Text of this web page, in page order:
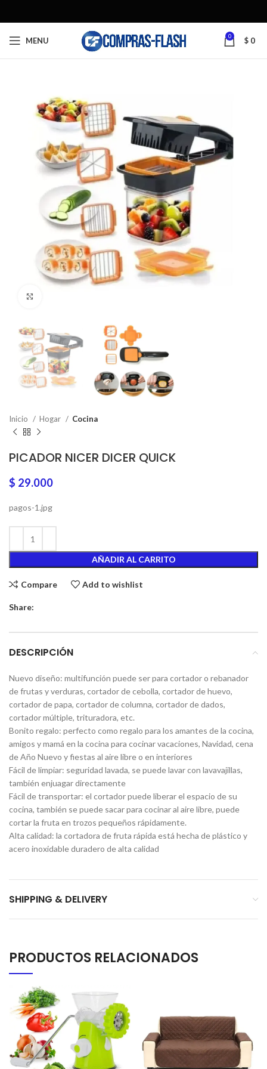
MENU 0 $ 0
Inicio Hogar Cocina
PICADOR NICER DICER QUICK
$ 29.000
pagos-1.jpg
AÑADIR AL CARRITO
Compare Add to wishlist
Share:
DESCRIPCIÓN
Nuevo diseño: multifunción puede ser para cortador o rebanador
de frutas y verduras, cortador de cebolla, cortador de huevo,
cortador de papa, cortador de columna, cortador de dados,
cortador múltiple, trituradora, etc.
Bonito regalo: perfecto como regalo para los amantes de la cocina,
amigos y mamá en la cocina para cocinar vacaciones, Navidad, cena
de Año Nuevo y fiestas al aire libre o en interiores
Fácil de limpiar: seguridad lavada, se puede lavar con lavavajillas,
también enjuagar directamente
Fácil de transportar: el cortador puede liberar el espacio de su
cocina, también se puede sacar para cocinar al aire libre, puede
cortar la fruta en trozos pequeños rápidamente.
Alta calidad: la cortadora de fruta rápida está hecha de plástico y
acero inoxidable duradero de alta calidad
SHIPPING & DELIVERY
PRODUCTOS RELACIONADOS